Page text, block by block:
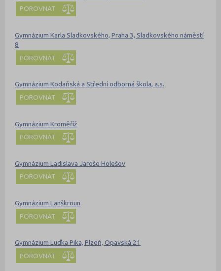
POROVNAT
Gymnázium Karla Sladkovského, Praha 3, Sladkovského náměstí
8
POROVNAT
Gymnázium Kodaňská a Střední odborná škola, a.s.
POROVNAT
Gymnázium Kroměříž
POROVNAT
Gymnázium Ladislava Jaroše Holešov
POROVNAT
Gymnázium Lanškroun
POROVNAT
Gymnázium Luďka Pika, Plzeň, Opavská 21
POROVNAT